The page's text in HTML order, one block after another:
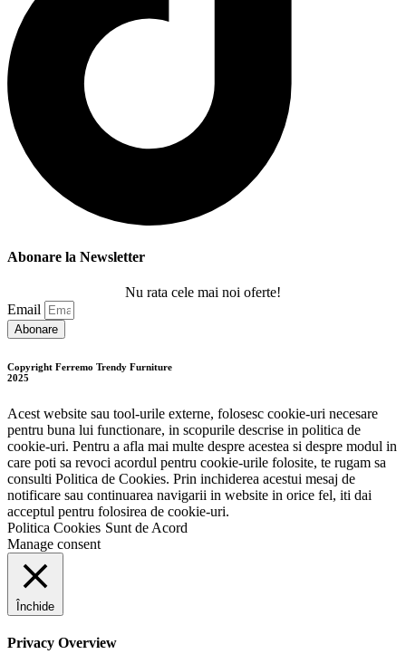
Abonare la Newsletter
Nu rata cele mai noi oferte!
Email
Abonare
Copyright Ferremo Trendy Furniture
2025
Acest website sau tool-urile externe, folosesc cookie-uri necesare
pentru buna lui functionare, in scopurile descrise in politica de
cookie-uri. Pentru a afla mai multe despre acestea si despre modul in
care poti sa revoci acordul pentru cookie-urile folosite, te rugam sa
consulti Politica de Cookies. Prin inchiderea acestui mesaj de
notificare sau continuarea navigarii in website in orice fel, iti dai
acceptul pentru folosirea de cookie-uri.
Politica Cookies Sunt de Acord
Manage consent
Închide
Privacy Overview